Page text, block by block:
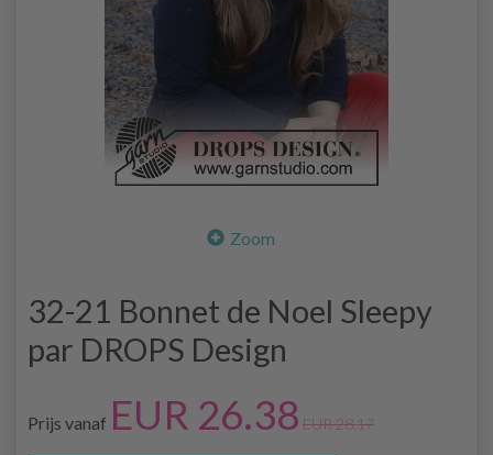
Zoom
32-21 Bonnet de Noel Sleepy
par DROPS Design
Prijs vanaf EUR 26.38 EUR 28.17